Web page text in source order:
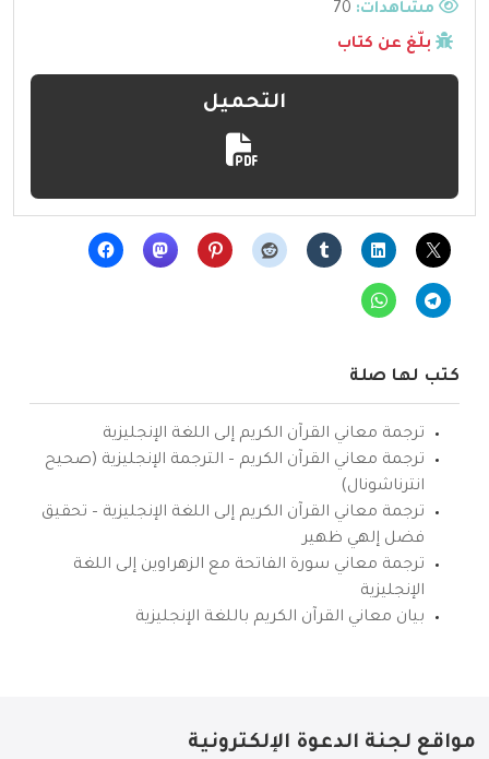
مشاهدات:
بلّغ عن كتاب
التحميل
كتب لها صلة
ترجمة معاني القرآن الكريم إلى اللغة الإنجليزية
ترجمة معاني القرآن الكريم – الترجمة الإنجليزية (صحيح
انترناشونال)
ترجمة معاني القرآن الكريم إلى اللغة الإنجليزية – تحقيق
فضل إلهي ظهير
ترجمة معاني سورة الفاتحة مع الزهراوين إلى اللغة
الإنجليزية
بيان معاني القرآن الكريم باللغة الإنجليزية
مواقع لجنة الدعوة الإلكترونية